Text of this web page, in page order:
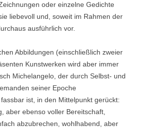
oder einzelne Gedichte
liebevoll und, soweit im Rahmen der
ausführlich vor.
Abbildungen (einschließlich zweier
Kunstwerken wird aber immer
Michelangelo, der durch Selbst- und
seiner Epoche
ist, in den Mittelpunkt gerückt:
aber ebenso voller Bereitschaft,
abzubrechen, wohlhabend, aber